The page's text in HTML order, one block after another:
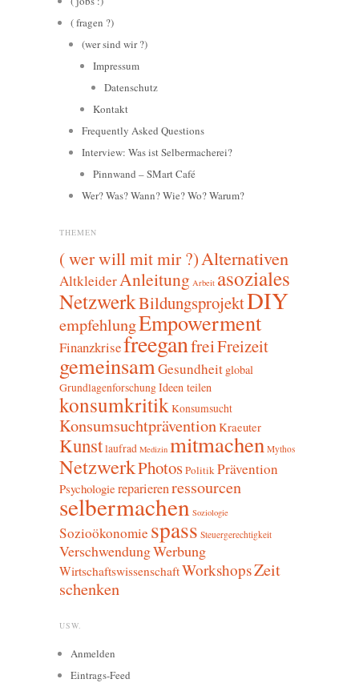
( fragen ?)
(wer sind wir ?)
Impressum
Datenschutz
Kontakt
Frequently Asked Questions
Interview: Was ist Selbermacherei?
Pinnwand – SMart Café
Wer? Was? Wann? Wie? Wo? Warum?
THEMEN
( wer will mit mir ?)Alternativen
AltkleiderAnleitung Arbeit asoziales
NetzwerkBildungsprojektDIY
empfehlungEmpowerment
FinanzkrisefreeganfreiFreizeit
gemeinsam Gesundheit global
GrundlagenforschungIdeen teilen
konsumkritik Konsumsucht
KonsumsuchtpräventionKraeuter
Kunstlaufrad Medizin mitmachen Mythos
NetzwerkPhotosPolitikPrävention
Psychologie reparierenressourcen
selbermachen Soziologie
Sozioökonomie spass Steuergerechtigkeit
VerschwendungWerbung
WirtschaftswissenschaftWorkshopsZeit
schenken
USW.
Anmelden
Eintrags-Feed